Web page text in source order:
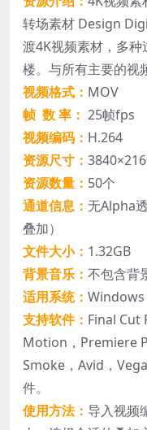
转场素材 Design
渡4K视频素材，多
楼。与所有主要的视
视频格式： MOV
帧 数 率： 25帧fps
视频编码： H.264
资源尺寸：
资源数量： 50个
通道信息： 无Alpha
叠加）
文件大小： 1.32GB
背景音乐： 不包含背
适用系统： Windows
支持软件： Final Cut
Motion，Premiere
Smoke，Avid，
件。
使用方法： 导入视频